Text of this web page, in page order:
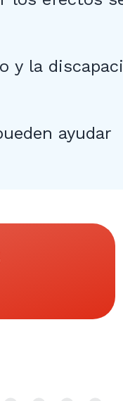
y la
ayudar